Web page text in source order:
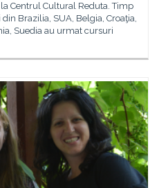
Centrul Cultural Reduta. Timp
Brazilia, SUA, Belgia, Croaţia,
Suedia au urmat cursuri